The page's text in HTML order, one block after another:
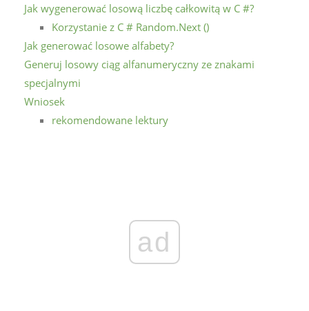
Jak wygenerować losową liczbę całkowitą w C #?
Korzystanie z C # Random.Next ()
Jak generować losowe alfabety?
Generuj losowy ciąg alfanumeryczny ze znakami
specjalnymi
Wniosek
rekomendowane lektury
ad